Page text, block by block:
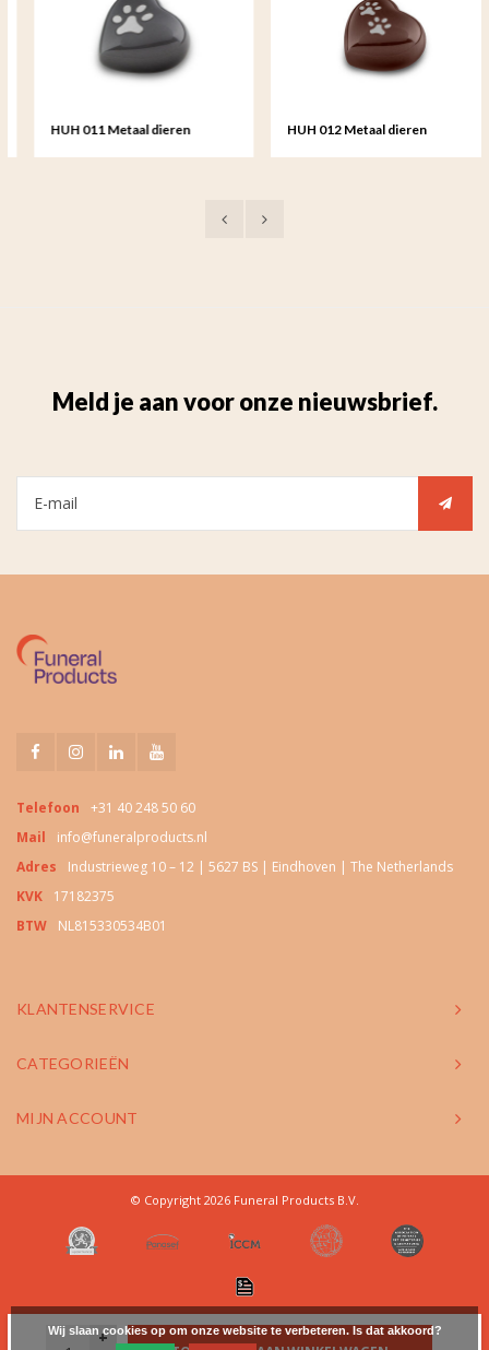
+
HUH 011 Metaal dieren
HUH 012 Metaal dieren
Meld je aan voor onze nieuwsbrief.
Telefoon
+31 40 248 50 60
Mail
info@funeralproducts.nl
Adres
Industrieweg 10 – 12 | 5627 BS | Eindhoven | The Netherlands
KVK
17182375
BTW
NL815330534B01
KLANTENSERVICE
CATEGORIEËN
MIJN ACCOUNT
© Copyright 2026 Funeral Products B.V.
Wij slaan cookies op om onze website te verbeteren. Is dat akkoord?